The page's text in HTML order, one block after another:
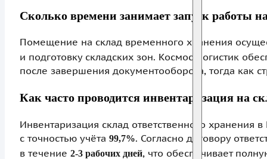
Сколько времени занимает запуск работы
Помещение на склад временного хранения
и подготовку складских зон. Космос-Логистик
после завершения документооборота, тогда как
Как часто проводится инвентаризация на
Инвентаризация склад ответственного хранения
с точностью учёта 99,7%. Согласно договору
в течение 2-3 рабочих дней, что обеспечивает